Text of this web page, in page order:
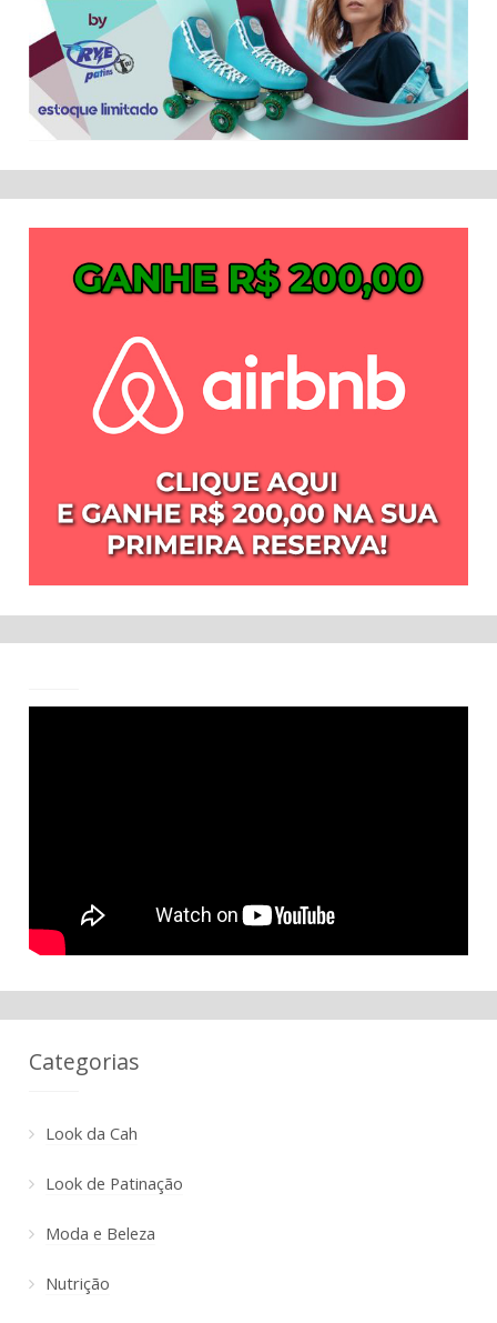
Categorias
Look da Cah
Look de Patinação
Moda e Beleza
Nutrição